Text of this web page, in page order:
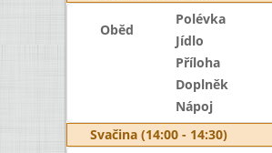
Oběd
Polévka
Jídlo
Příloha
Doplněk
Nápoj
Svačina (14:00 - 14:30)